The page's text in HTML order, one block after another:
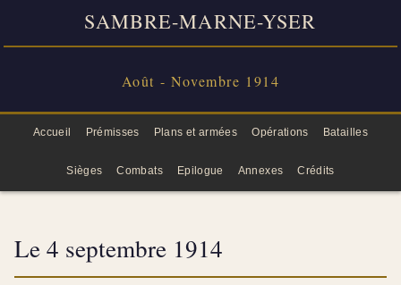
SAMBRE-MARNE-YSER
Août - Novembre 1914
Accueil Prémisses Plans et armées Opérations Batailles
Sièges Combats Epilogue Annexes Crédits
Le 4 septembre 1914